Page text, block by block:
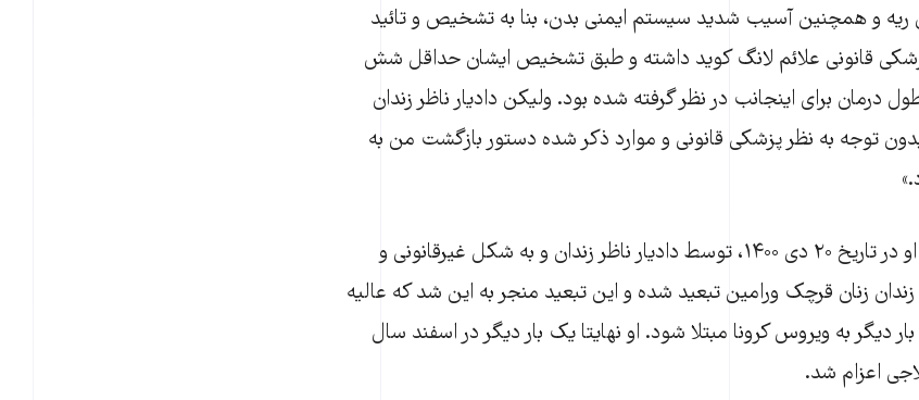
درصدی ریه و همچنین آسیب شدید سیستم ایمنی بدن، بنا به تشخیص و تائید
قانونی علائم لانگ کوید داشته و طبق تشخیص ایشان حداقل شش
درمان برای اینجانب در نظر گرفته شده بود. ولیکن دادیار ناظر زندان
توجه به نظر پزشکی قانونی و موارد ذکر شده دستور بازگشت من به
به نوشته عالیه مطلب‌زاده او در تاریخ ۲۰ دی ۱۴۰۰، توسط دادیار ناظر زندان و به شکل غیرقانونی و
زنان قرچک ورامین تبعید شده و این تبعید منجر به این شد که عالیه
دیگر به ویروس کرونا مبتلا شود. او نهایتا یک بار دیگر در اسفند سال